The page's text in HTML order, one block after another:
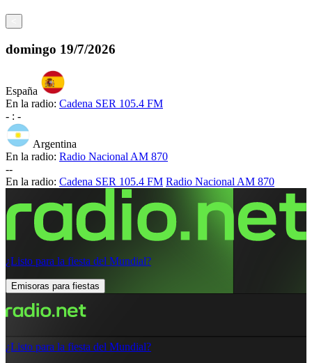
domingo 19/7/2026
España
En la radio: Cadena SER 105.4 FM
- : -
Argentina
En la radio: Radio Nacional AM 870
--
En la radio: Cadena SER 105.4 FM Radio Nacional AM 870
¿Listo para la fiesta del Mundial?
Emisoras para fiestas
¿Listo para la fiesta del Mundial?